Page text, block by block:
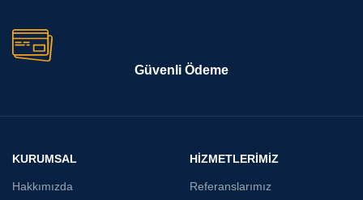
Güvenli Ödeme
KURUMSAL
Hakkımızda
HİZMETLERİMİZ
Referanslarımız